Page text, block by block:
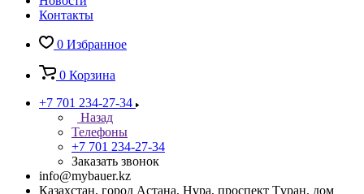
Контакты
0 Избранное
0 Корзина
+7 701 234-27-34
Назад
Телефоны
+7 701 234-27-34
Заказать звонок
info@mybauer.kz
Казахстан, город Астана, Нұра, проспект Тұран, дом